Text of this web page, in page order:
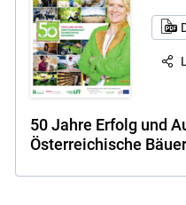
50 Jahre Erfolg und
Österreichische